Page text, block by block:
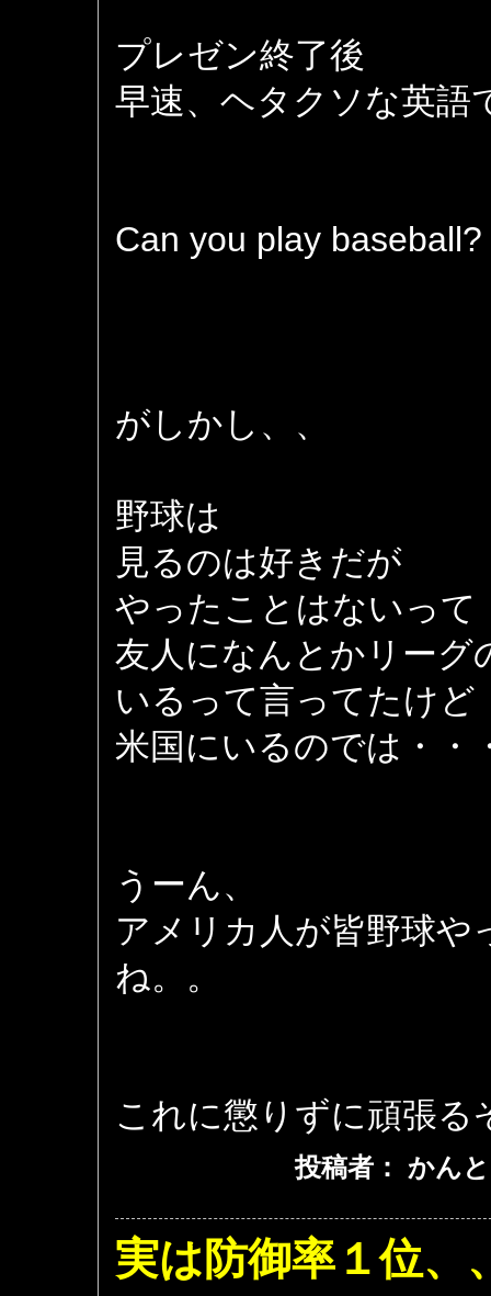
プレゼン終了後
早速、ヘタクソな英語
Can you play baseball?
がしかし、、
野球は
見るのは好きだが
やったことはないって
友人になんとかリーグ
いるって言ってたけど
米国にいるのでは・・
うーん、
アメリカ人が皆野球
ね。。
これに懲りずに頑張る
投稿者： かん
実は防御率１位、